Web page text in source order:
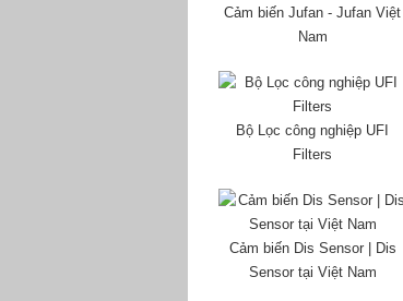
Cảm biến Jufan - Jufan Việt
Nam
Bộ Lọc công nghiệp UFI
Filters
Cảm biến Dis Sensor | Dis
Sensor tại Việt Nam